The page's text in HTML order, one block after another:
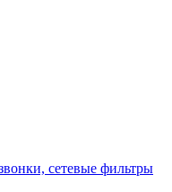
сетевые фильтры